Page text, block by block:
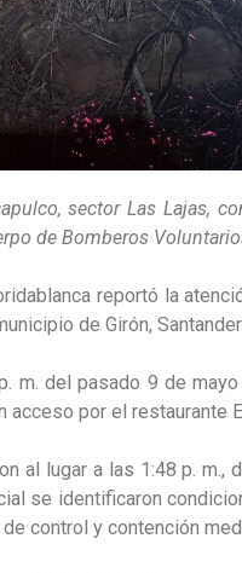
sector Las Lajas,
de Bomberos
reportó la
de Girón, Santander.
m. del pasado 9 de
por el restaurante
al lugar a las 1:48 p.
se identificaron
control y contención